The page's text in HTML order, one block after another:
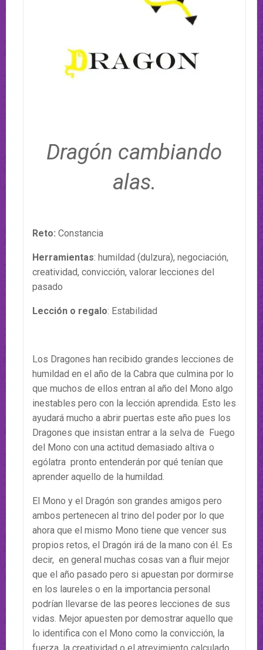
Dragón cambiando
alas.
Reto: Constancia
Herramientas: humildad (dulzura), negociación,
creatividad, convicción, valorar lecciones del
pasado
Lección o regalo: Estabilidad
Los Dragones han recibido grandes lecciones de
humildad en el año de la Cabra que culmina por lo
que muchos de ellos entran al año del Mono algo
inestables pero con la lección aprendida. Esto les
ayudará mucho a abrir puertas este año pues los
Dragones que insistan entrar a la selva de Fuego
del Mono con una actitud demasiado altiva o
ególatra pronto entenderán por qué tenían que
aprender aquello de la humildad.
El Mono y el Dragón son grandes amigos pero
ambos pertenecen al trino del poder por lo que
ahora que el mismo Mono tiene que vencer sus
propios retos, el Dragón irá de la mano con él. Es
decir, en general muchas cosas van a fluir mejor
que el año pasado pero si apuestan por dormirse
en los laureles o en la importancia personal
podrían llevarse de las peores lecciones de sus
vidas. Mejor apuesten por demostrar aquello que
lo identifica con el Mono como la convicción, la